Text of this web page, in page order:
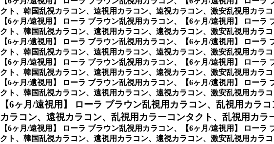
クト、韓国乱視カラコン、遠視用カラコン、遠視カラコン、激安乱視用カラ
【6ヶ月/遠視用】 ローラ ブラウン乱視用カラコン、
【6ヶ月/遠視用】 ロー
クト、韓国乱視カラコン、遠視用カラコン、遠視カラコン、激安乱視用カラ
【6ヶ月/遠視用】 ローラ ブラウン乱視用カラコン、
【6ヶ月/遠視用】 ロー
クト、韓国乱視カラコン、遠視用カラコン、遠視カラコン、激安乱視用カラ
【6ヶ月/遠視用】 ローラ ブラウン乱視用カラコン、
【6ヶ月/遠視用】 ロー
クト、韓国乱視カラコン、遠視用カラコン、遠視カラコン、激安乱視用カラ
【6ヶ月/遠視用】 ローラ ブラウン乱視用カラコン、
【6ヶ月/遠視用】 ロー
クト、韓国乱視カラコン、遠視用カラコン、遠視カラコン、激安乱視用カラ
【6ヶ月/遠視用】 ローラ ブラウン乱視用カラコン、 乱視用カラ
カラコン、遠視カラコン、乱視用カラーコンタクト、乱視用カ
【6ヶ月/遠視用】 ローラ ブラウン乱視用カラコン、
【6ヶ月/遠視用】 ロー
クト、韓国乱視カラコン、遠視用カラコン、遠視カラコン、激安乱視用カラ